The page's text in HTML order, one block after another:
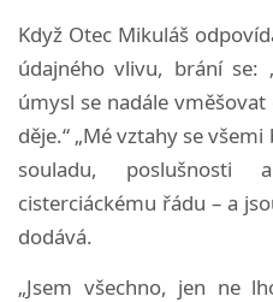
Když Otec Mikuláš
údajného vlivu, brání se:
úmysl se nadále
děje.“ „Mé vztahy se
souladu, poslušnosti
cisterciáckému řádu – a
dodává.
„Jsem všechno, jen ne